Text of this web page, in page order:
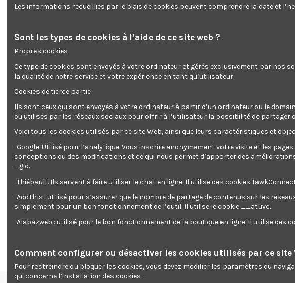
Poste à souder
Get
Description Détails du produit Reviews(0)
Electrodes 1,6-,3,2mm
Tension d'alimentation: 230V monophasé
Accessoires: Pince de masse avec câble, porte électrodes avec câble, masque
Puissance de soudage constante
Pratique, volume très réduit
Les informations recueillies par le biais de cookies peuvent comprendre la date et
Sont les types de cookies à l’aide de ce site web ?
Propres cookies
Ce type de cookies sont envoyés à votre ordinateur et gérés exclusivement par
la qualité de notre service et votre expérience en tant qu’utilisateur.
Cookies de tierce partie
Ils sont ceux qui sont envoyés à votre ordinateur à partir d’un ordinateur ou le
ou utilisés par les réseaux sociaux pour offrir à l’utilisateur la possibilité de partager
Voici tous les cookies utilisés par ce site Web, ainsi que leurs caractéristiques et
-Google. Utilisé pour l’analytique. Vous inscrire anonymement votre visite et les
conceptions ou des modifications et ce qui nous permet d’apporter des
_gid.
-Thiébault. Ils servent à faire utiliser le chat en ligne. Il utilise des cookies
-AddThis : utilisé pour s’assurer que le nombre de partage de contenus sur les
simplement pour un bon fonctionnement de l’outil. Il utilise le cookie __atuvc.
-Alabazweb : utilisé pour le bon fonctionnement de la boutique en ligne. Il utilise des
Comment configurer ou désactiver les cookies utilisés par ce site
Pour restreindre ou bloquer les cookies, vous devez modifier les paramètres du
qui concerne l’installation des cookies :